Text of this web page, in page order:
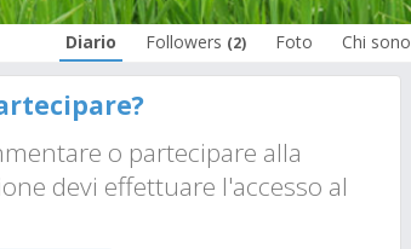
Diario Followers (2) Foto Chi sono
o partecipare alla
devi effettuare l'accesso al